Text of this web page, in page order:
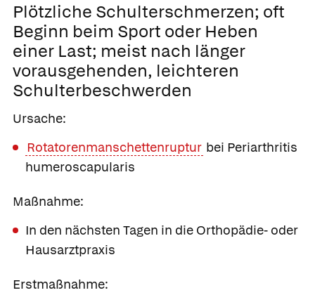
Plötzliche Schulterschmerzen; oft
Beginn beim Sport oder Heben
einer Last; meist nach länger
vorausgehenden, leichteren
Schulterbeschwerden
Ursache:
Rotatorenmanschettenruptur bei Periarthritis
humeroscapularis
Maßnahme:
In den nächsten Tagen in die Orthopädie- oder
Hausarztpraxis
Erstmaßnahme: